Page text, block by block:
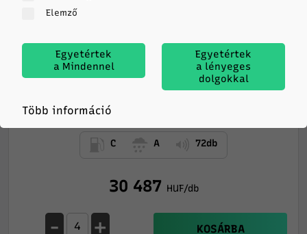
Sailun
COMMERCIO 4SEASONS
225/65R16 112/110T TL C 8PR M+S 3PMSF
C A 72db
30 487 HUF/db
- + KOSÁRBA
Elemző
Egyetértek
a Mindennel
Egyetértek
a lényeges
dolgokkal
Több információ